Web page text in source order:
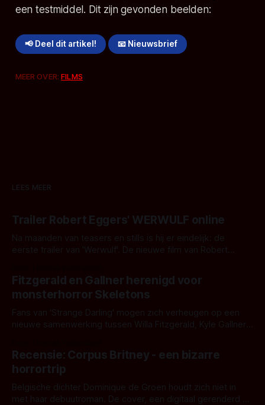
een testmiddel. Dit zijn gevonden beelden:
📢 Deel dit artikel! 📧 Nieuwsbrief
MEER OVER:FILMS
LEES MEER
Trailer Robert Eggers' WERWULF online
Na maanden van teasers en stills is hij er eindelijk: de
eerste trailer van 'Werwulf'. De nieuwe film van Robert
kille stijl vol folklore en mythe. Het topic deze keer is (kon
het het al raden?)... de weerwolf. Kijk je mee?
Fitzgerald en Gallner herenigd voor
monsterhorror Skeletons
Fans van 'Strange Darling' mogen zich verheugen op een
nieuwe samenwerking tussen Willa Fitzgerald, Kyle Gallner
'Skeletons', een nieuwe creature feature waarvoor de
opnames zijn gestart in Australië.
Recensie: Corpus Britney - een bizarre
horrortrip
Belgische dichter Dominique de Groen houdt zich niet in
met haar debuutroman. De cover, een digitaal gerenderd en